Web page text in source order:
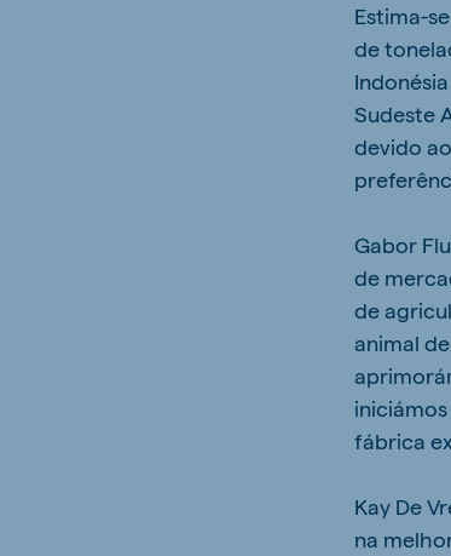
Estima-
de
Sudeste
devido
Gabor
de
de
animal
fábrica
Kay De
na